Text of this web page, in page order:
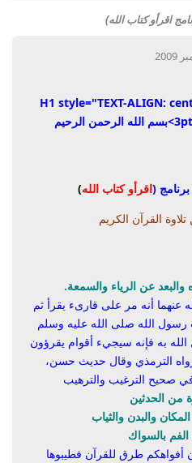
اقرأو كتاب الله)
<H1 style="TEXT-ALIGN:
بسم الله الرحمن الرحيم
برنامج (اقرأو كتاب الله)
القرآن الكريم
والبعد عن الرياء والسمعة.
أنه مر على قارىء يقرأ ثم
الله صلى الله عليه وسلم
به فإنه سيجيء أقوام يقرؤون
الترمذي وقال حديث حسن،
صحيح الترغيب والترهيب
طرق للقرآن فطيبوها